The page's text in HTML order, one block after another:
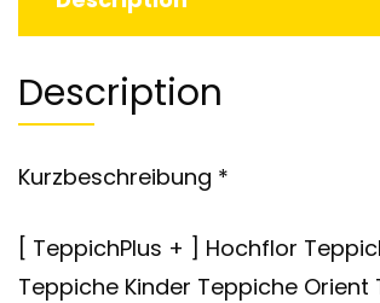
Description
Kurzbeschreibung *
[ TeppichPlus + ] Hochflor
Teppiche Kinder Teppiche Orient